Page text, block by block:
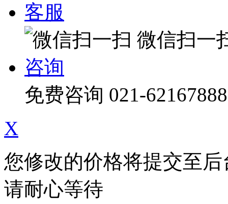
客服
微信扫一
咨询
免费咨询 021-62167888
X
您修改的价格将提交至
请耐心等待